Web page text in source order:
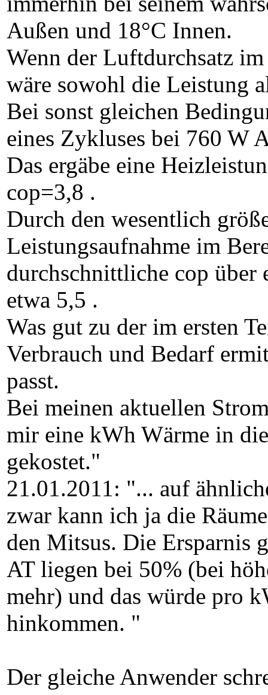
Außen und 18°C Innen.
Wenn der Luftdurchsatz
wäre sowohl die Leistung
Bei sonst gleichen
eines Zykluses bei 760 W
Das ergäbe eine
cop=3,8 .
Durch den wesentlich
Leistungsaufnahme im
durchschnittliche cop
etwa 5,5 .
Was gut zu der im ersten
Verbrauch und Bedarf
passt.
Bei meinen aktuellen
mir eine kWh Wärme in
gekostet."
21.01.2011: "... auf
zwar kann ich ja die
den Mitsus. Die Ersparnis
AT liegen bei 50% (bei
mehr) und das würde pro
hinkommen. "
Der gleiche Anwender